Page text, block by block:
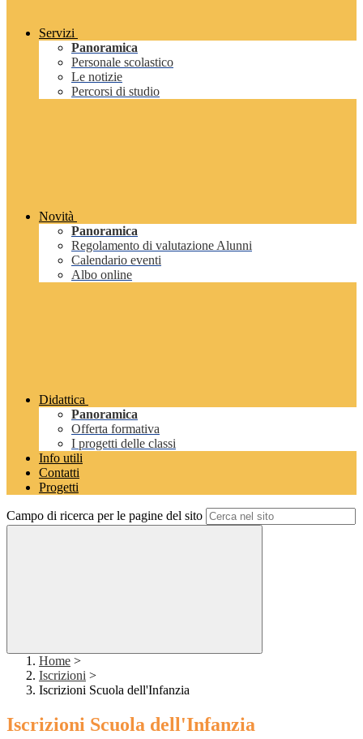
Servizi
Panoramica
Personale scolastico
Le notizie
Percorsi di studio
Novità
Panoramica
Regolamento di valutazione Alunni
Calendario eventi
Albo online
Didattica
Panoramica
Offerta formativa
I progetti delle classi
Info utili
Contatti
Progetti
Campo di ricerca per le pagine del sito
Home >
Iscrizioni >
Iscrizioni Scuola dell'Infanzia
Iscrizioni Scuola dell'Infanzia